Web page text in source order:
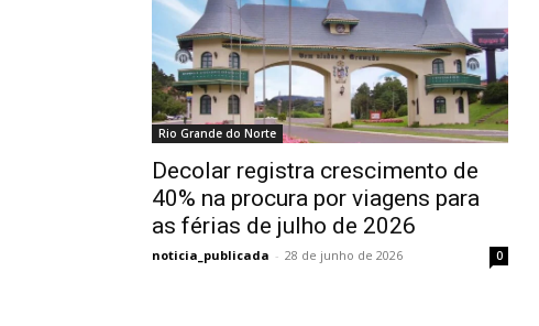
Rio Grande do Norte
Decolar registra crescimento de
40% na procura por viagens para
as férias de julho de 2026
noticia_publicada - 28 de junho de 2026 0